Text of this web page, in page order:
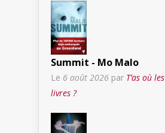
Summit - Mo Malo
Le 6 août 2026 par T’as où les
livres ?